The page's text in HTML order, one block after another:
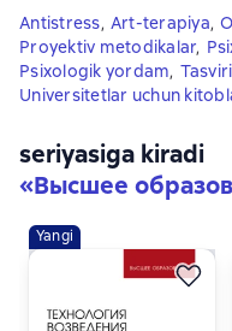
Antistress, Art-terapiya,
Proyektiv metodikalar,
Psixologik yordam,
Universitetlar uchun
seriyasiga kiradi
«Высшее
Yangi